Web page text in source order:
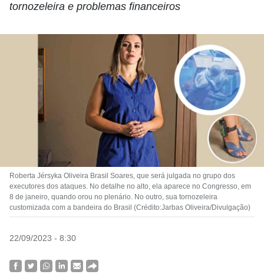
tornozeleira e problemas financeiros
Roberta Jérsyka Oliveira Brasil Soares, que será julgada no grupo dos
executores dos ataques. No detalhe no alto, ela aparece no Congresso, em
8 de janeiro, quando orou no plenário. No outro, sua tornozeleira
customizada com a bandeira do Brasil (Crédito:Jarbas Oliveira/Divulgação)
22/09/2023 - 8:30